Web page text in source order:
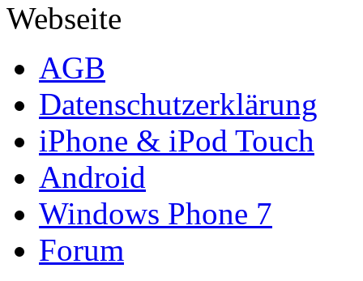
Webseite
AGB
Datenschutzerklärung
iPhone & iPod Touch
Android
Windows Phone 7
Forum